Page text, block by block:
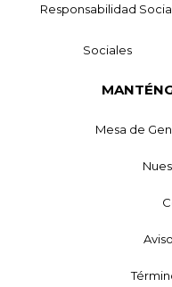
Responsabilidad
Sociales
Mesa de